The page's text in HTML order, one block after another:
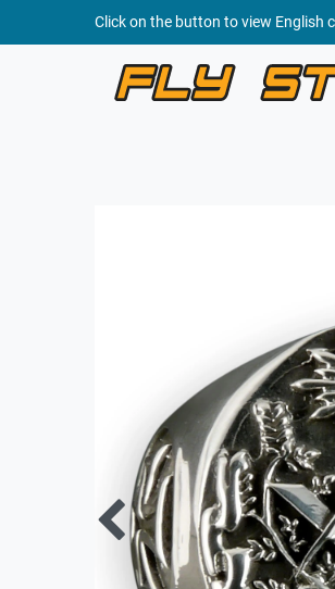
Click on the button to view English